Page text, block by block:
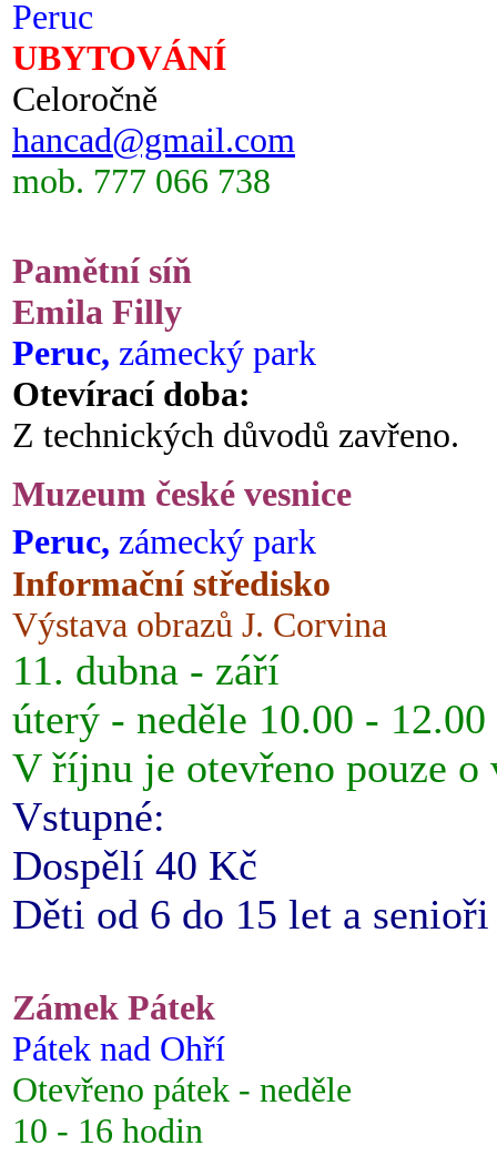
Peruc
UBYTOVÁNÍ
Celoročně
hancad@gmail.com
mob. 777 066 738
Pamětní síň
Emila Filly
Peruc, zámecký park
Otevírací doba:
Z technických důvodů zavřeno.
Muzeum české vesnice
Peruc, zámecký park
Informační středisko
Výstava obrazů J. Corvina
11. dubna - září
úterý - neděle 10.00 -
V říjnu je otevřeno pouze o
Vstupné:
Dospělí 40 Kč
Děti od 6 do 15 let a
Zámek Pátek
Pátek nad Ohří
Otevřeno pátek - neděle
10 - 16 hodin